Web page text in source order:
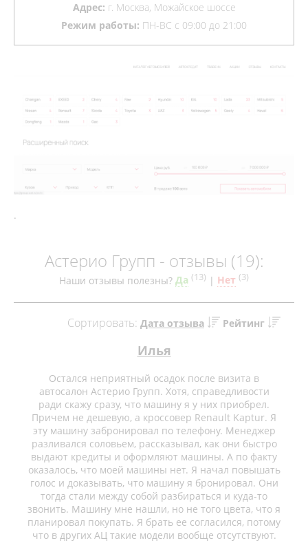
Адрес: г. Москва, Можайское шоссе
Режим работы: ПН-ВС с 09:00 до 21:00
.
Астерио Групп - отзывы (19):
Наши отзывы полезны? Да (13) | Нет (3)
Сортировать: Дата отзыва Рейтинг
Илья
Остался неприятный осадок после визита в
автосалон Астерио Групп. Хотя, справедливости
ради скажу сразу, что машину я у них приобрел.
Причем не дешевую, а кроссовер Renault Kaptur. Я
эту машину забронировал по телефону. Менеджер
разливался соловьем, рассказывал, как они быстро
выдают кредиты и оформляют машины. А по факту
оказалось, что моей машины нет. Я начал повышать
голос и доказывать, что машину я бронировал. Они
тогда стали между собой разбираться и куда-то
звонить. Машину мне нашли, но не того цвета, что я
планировал покупать. Я брать ее согласился, потому
что в других АЦ такие модели вообще отсутствуют.